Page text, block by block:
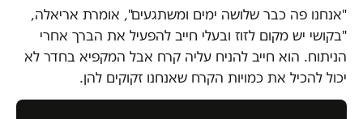
"אנחנו פה כבר שלושה ימים ומשתגעים", אומרת אריאלה,
"בקושי יש מקום לזוז ובעלי חייב להפעיל את הברך אחרי
הניתוח. הוא חייב להניח עליה קרח אבל המקפיא בחדר לא
יכול להכיל את כמויות הקרח שאנחנו זקוקים להן.